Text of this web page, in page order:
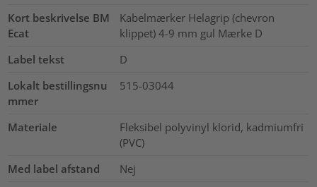
Kort beskrivelse BM
Ecat
Kabelmærker Helagrip (chevron
klippet) 4-9 mm gul Mærke D
Label tekst
D
Lokalt bestillingsnu
mmer
515-03044
Materiale
Fleksibel polyvinyl klorid, kadmiumfri
(PVC)
Med label afstand
Nej